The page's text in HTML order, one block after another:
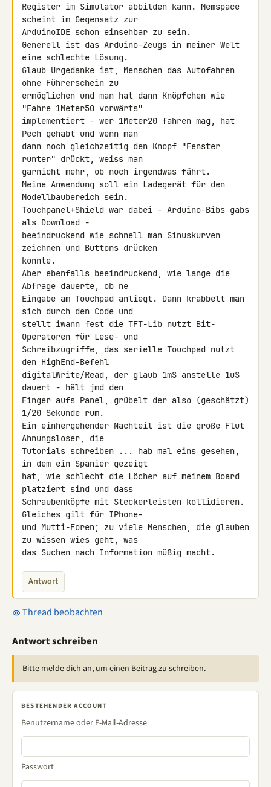
Register im Simulator abbilden kann. Memspace
scheint im Gegensatz zur
ArduinoIDE schon einsehbar zu sein.
Generell ist das Arduino-Zeugs in meiner Welt
eine schlechte Lösung.
Glaub Urgedanke ist, Menschen das Autofahren
ohne Führerschein zu
ermöglichen und man hat dann Knöpfchen wie
"Fahre 1Meter50 vorwärts"
implementiert - wer 1Meter20 fahren mag, hat
Pech gehabt und wenn man
dann noch gleichzeitig den Knopf "Fenster
runter" drückt, weiss man
garnicht mehr, ob noch irgendwas fährt.
Meine Anwendung soll ein Ladegerät für den
Modellbaubereich sein.
Touchpanel+Shield war dabei - Arduino-Bibs gabs
als Download -
beeindruckend wie schnell man Sinuskurven
zeichnen und Buttons drücken
konnte.
Aber ebenfalls beeindruckend, wie lange die
Abfrage dauerte, ob ne
Eingabe am Touchpad anliegt. Dann krabbelt man
sich durch den Code und
stellt iwann fest die TFT-Lib nutzt Bit-
Operatoren für Lese- und
Schreibzugriffe, das serielle Touchpad nutzt
den HighEnd-Befehl
digitalWrite/Read, der glaub 1mS anstelle 1uS
dauert - hält jmd den
Finger aufs Panel, grübelt der also (geschätzt)
1/20 Sekunde rum.
Ein einhergehender Nachteil ist die große Flut
Ahnungsloser, die
Tutorials schreiben ... hab mal eins gesehen,
in dem ein Spanier gezeigt
hat, wie schlecht die Löcher auf meinem Board
platziert sind und dass
Schraubenköpfe mit Steckerleisten kollidieren.
Gleiches gilt für IPhone-
und Mutti-Foren; zu viele Menschen, die glauben
zu wissen wies geht, was
das Suchen nach Information müßig macht.
Antwort
Thread beobachten
Antwort schreiben
Bitte melde dich an, um einen Beitrag zu schreiben.
BESTEHENDER ACCOUNT
Benutzername oder E-Mail-Adresse
Passwort